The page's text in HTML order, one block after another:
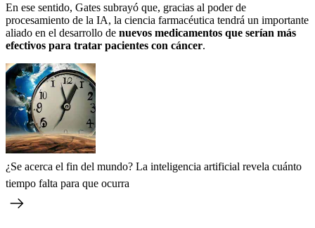
En ese sentido, Gates subrayó que, gracias al poder de
procesamiento de la IA, la ciencia farmacéutica tendrá un importante
aliado en el desarrollo de nuevos medicamentos que serían más
efectivos para tratar pacientes con cáncer.
¿Se acerca el fin del mundo? La inteligencia artificial revela cuánto
tiempo falta para que ocurra